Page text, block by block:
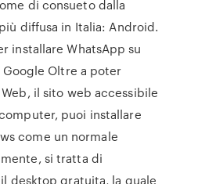
di consueto dalla
diffusa in Italia: Android.
installare WhatsApp su
Oltre a poter
il sito web accessibile
puoi installare
come un normale
si tratta di
desktop gratuita, la quale